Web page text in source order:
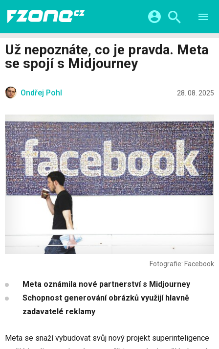
VIDEA
SERIÁLY
KATEGORIE
CHYTRÁ MĚSTA
ŽIVOT BUDOUCNOSTI
FINTECH
Facebook Google
Twitter Microsoft
Už nepoznáte, co je pravda. Meta
se spojí s Midjourney
Ondřej Pohl 28. 08. 2025
Fotografie: Facebook
Meta oznámila nové partnerství s Midjourney
Schopnost generování obrázků využijí hlavně
zadavatelé reklamy
Meta se snaží vybudovat svůj nový projekt superinteligence